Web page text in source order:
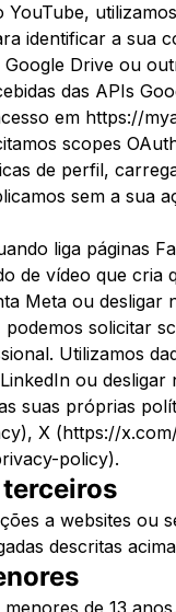
YouTube,
identificar a sua
Drive ou
das APIs
em https://
scopes
de perfil,
sem a sua
liga páginas
de vídeo que cria
Meta ou desligar
podemos solicitar
Utilizamos
ou desligar
suas próprias
X (https://
policy).
a websites ou
descritas
de 13